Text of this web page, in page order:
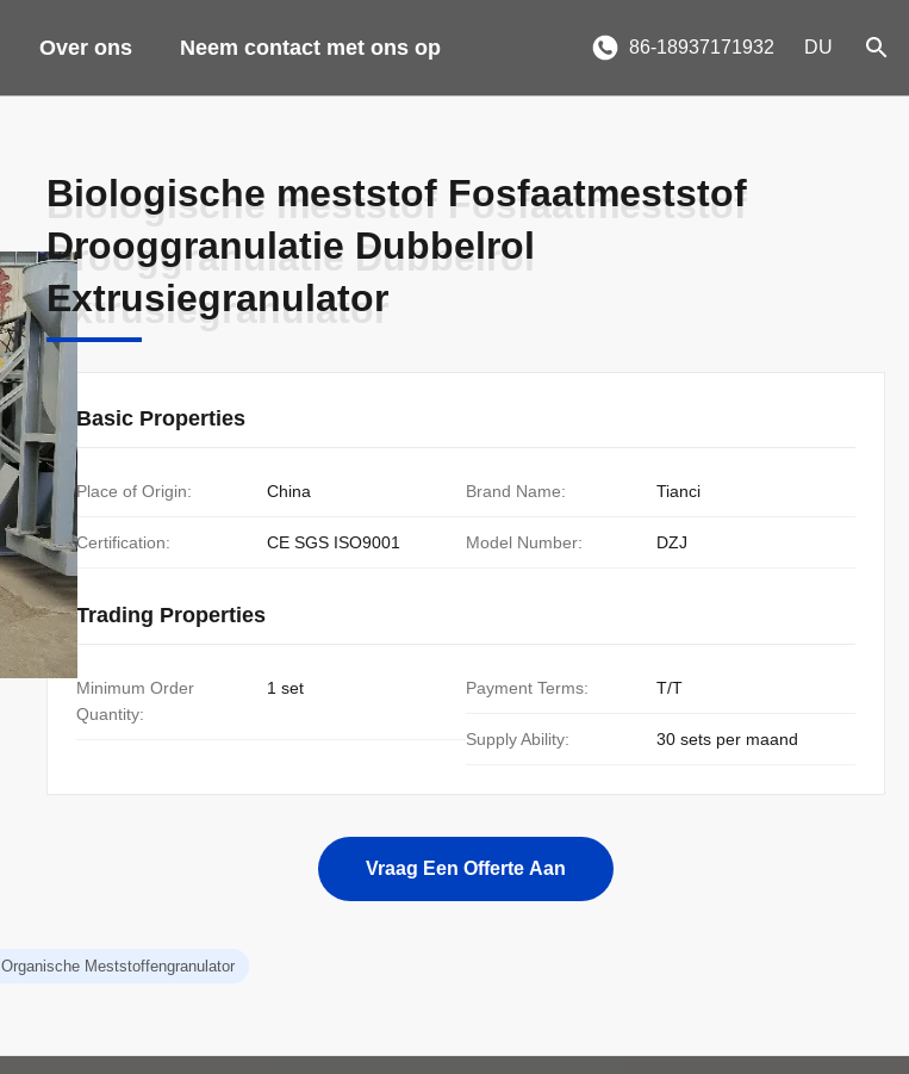
Over ons Neem contact met ons op 86-18937171932 DU
Biologische meststof Fosfaatmeststof
Drooggranulatie Dubbelrol
Extrusiegranulator
Biologische meststof Fosfaatmeststof
Drooggranulatie Dubbelrol
Extrusiegranulator
Basic Properties
Place of Origin: China Brand Name: Tianci
Certification: CE SGS ISO9001 Model Number: DZJ
Trading Properties
Minimum Order
Quantity:
1 set Payment Terms: T/T
Supply Ability: 30 sets per maand
Vraag Een Offerte Aan
Organische Meststoffengranulator